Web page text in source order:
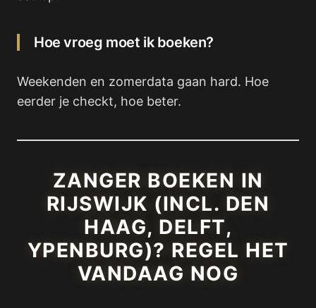
Hoe vroeg moet ik boeken?
Weekenden en zomerdata gaan hard. Hoe
eerder je checkt, hoe beter.
ZANGER BOEKEN IN
RIJSWIJK (INCL. DEN
HAAG, DELFT,
YPENBURG)? REGEL HET
VANDAAG NOG